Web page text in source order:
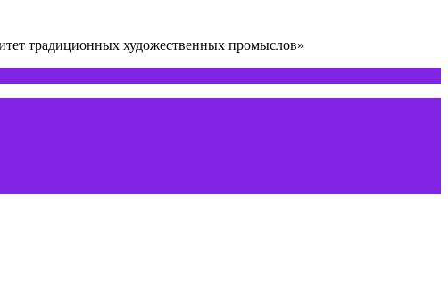
традиционных художественных промыслов»